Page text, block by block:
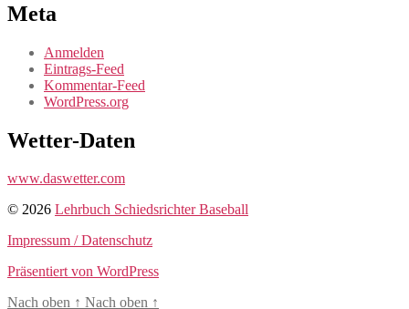
Meta
Anmelden
Eintrags-Feed
Kommentar-Feed
WordPress.org
Wetter-Daten
www.daswetter.com
© 2026 Lehrbuch Schiedsrichter Baseball
Impressum / Datenschutz
Präsentiert von WordPress
Nach oben ↑ Nach oben ↑